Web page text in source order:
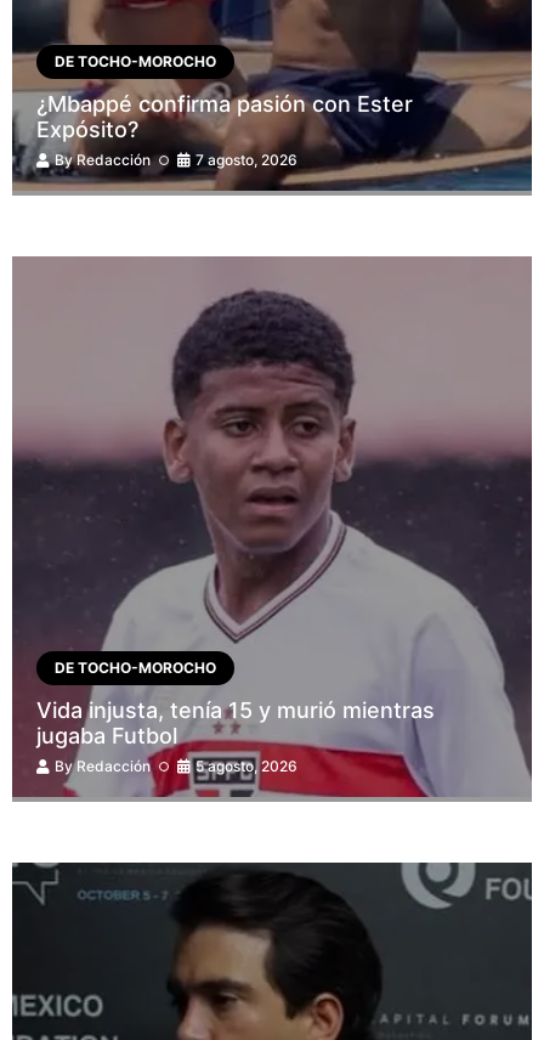
DE TOCHO-MOROCHO
¿Mbappé confirma pasión con Ester
Expósito?
ByRedacción 7 agosto, 2026
DE TOCHO-MOROCHO
Vida injusta, tenía 15 y murió mientras
jugaba Futbol
ByRedacción 5 agosto, 2026